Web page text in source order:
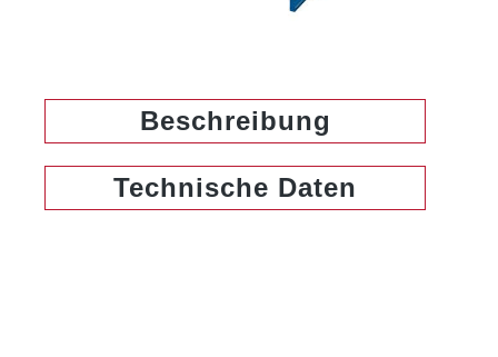
Beschreibung
Technische Daten